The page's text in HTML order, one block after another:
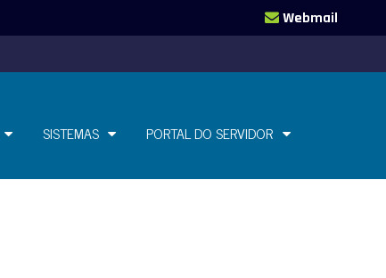
Webmail
SISTEMAS PORTAL DO SERVIDOR